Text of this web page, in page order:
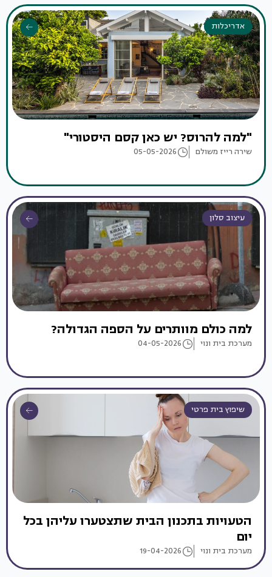
אדריכלות
"למה להרוס? יש כאן קסם היסטורי"
שירה רייז משולם 05-05-2026
עיצוב סלון
למה כולם מוותרים על הספה הגדולה?
מערכת בית ונוי 04-05-2026
שיפוץ בית פרטי
הטעויות בתכנון הבית שתצטערו עליהן בכל
יום
מערכת בית ונוי 19-04-2026